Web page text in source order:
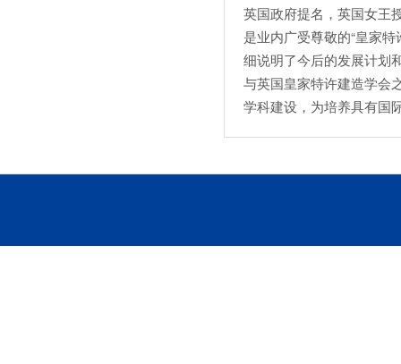
英国政府提名，英国女王
是业内广受尊敬的“皇家
细说明了今后的发展计划
与英国皇家特许建造学会
学科建设，为培养具有国